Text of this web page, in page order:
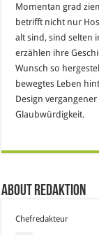
Momentan grad
betrifft nicht nur
alt sind, sind selten
erzählen ihre
Wunsch so
bewegtes Leben
Design
Glaubwürdigkeit.
About Redaktion
Chefredakteur